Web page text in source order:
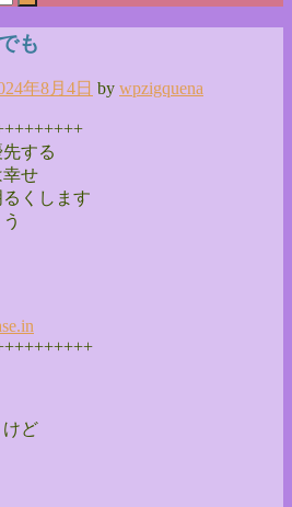
も
年8月4日 by wpzigquena
する
せ
くします
in
ど